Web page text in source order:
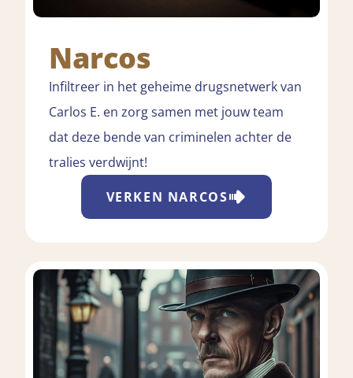
Narcos
Infiltreer in het geheime drugsnetwerk van
Carlos E. en zorg samen met jouw team
dat deze bende van criminelen achter de
tralies verdwijnt!
VERKEN NARCOS